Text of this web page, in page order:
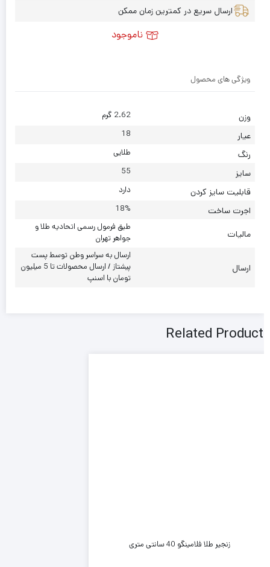
ارسال سریع در کمترین زمان ممکن
ناموجود
ویژگی های محصول
وزن 2.62 گرم
عیار 18
رنگ طلایی
سایز 55
قابلیت سایز کردن دارد
اجرت ساخت 18%
مالیات
طبق فرمول رسمی اتحادیه طلا و
جواهر تهران
ارسال
ارسال به سراسر وطن توسط پست
پیشتاز / ارسال محصولات تا 5 میلیون
تومان با اسنپ
Related
زنجیر طلا فلامینگو 40 سانتی متری